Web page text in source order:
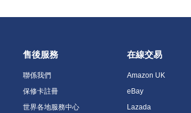
售後服務
聯係我們
保修卡註冊
世界各地服務中心
在線交易
Amazon UK
eBay
Lazada